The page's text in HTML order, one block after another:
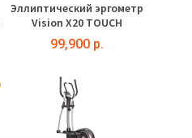
Эллиптический эргометр
Vision X20 TOUCH
99,900 р.